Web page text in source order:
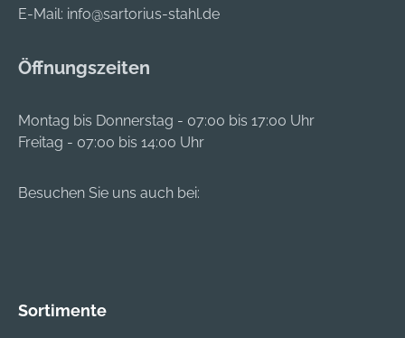
*empfohlene
Richtwerte
E-Mail: info@sartorius-stahl.de
Öffnungszeiten
Montag bis Donnerstag - 07:00 bis 17:00 Uhr
Freitag - 07:00 bis 14:00 Uhr
Besuchen Sie uns auch bei:
Sortimente